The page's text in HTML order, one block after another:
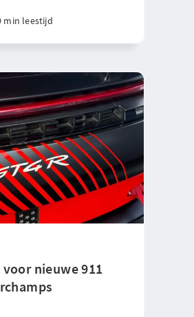
min leestijd
nieuwe 911